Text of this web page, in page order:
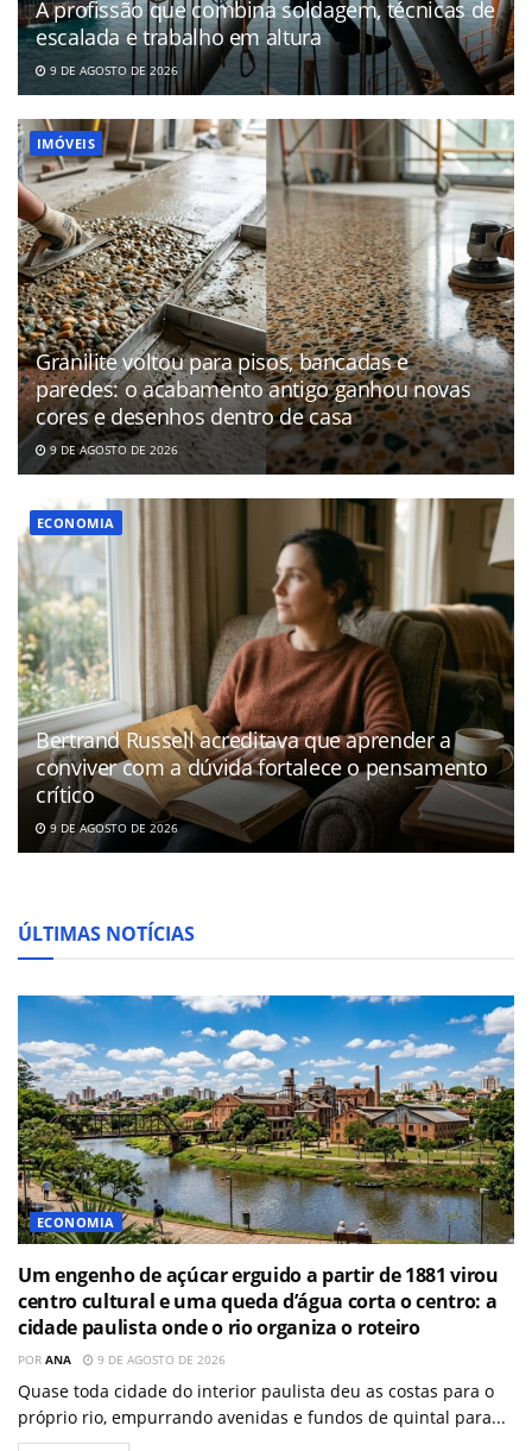
A profissão que combina soldagem, técnicas de
escalada e trabalho em altura
9 DE AGOSTO DE 2026
IMÓVEIS
Granilite voltou para pisos, bancadas e
paredes: o acabamento antigo ganhou novas
cores e desenhos dentro de casa
9 DE AGOSTO DE 2026
ECONOMIA
Bertrand Russell acreditava que aprender a
conviver com a dúvida fortalece o pensamento
crítico
9 DE AGOSTO DE 2026
ÚLTIMAS NOTÍCIAS
ECONOMIA
Um engenho de açúcar erguido a partir de 1881 virou
centro cultural e uma queda d’água corta o centro: a
cidade paulista onde o rio organiza o roteiro
POR ANA 9 DE AGOSTO DE 2026
Quase toda cidade do interior paulista deu as costas para o
próprio rio, empurrando avenidas e fundos de quintal para...